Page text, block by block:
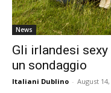
News
Gli irlandesi
un sondaggio
Italiani Dublino - August 14,